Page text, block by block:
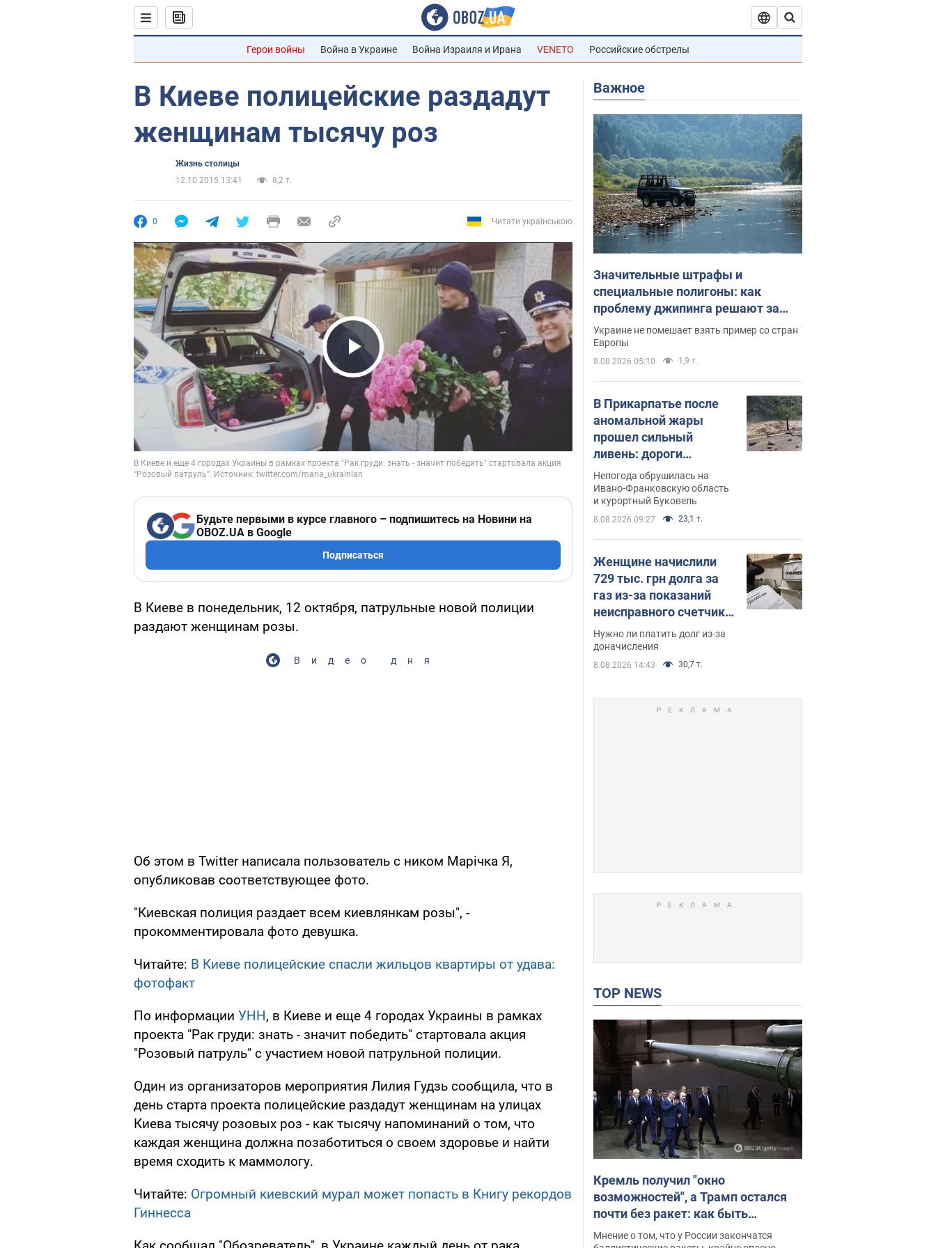
Герои войны Война в Украине Война Израиля и Ирана VENETO Российские обстрелы
В Киеве полицейские раздадут
женщинам тысячу роз
Жизнь столицы
12.10.2015 13:41
8,2 т.
0 Читати українською
Play Video
Будьте первыми в курсе главного – подпишитесь на Новини на
OBOZ.UA в Google
Подписаться
В Киеве в понедельник, 12 октября, патрульные новой полиции
раздают женщинам розы.
Видео дня
Об этом в Twitter написала пользователь с ником Марічка Я‏,
опубликовав соответствующее фото.
"Киевская полиция раздает всем киевлянкам розы", -
прокомментировала фото девушка.
Читайте: В Киеве полицейские спасли жильцов квартиры от удава:
фотофакт
По информации УНН, в Киеве и еще 4 городах Украины в рамках
проекта "Рак груди: знать - значит победить" стартовала акция
"Розовый патруль" с участием новой патрульной полиции.
Один из организаторов мероприятия Лилия Гудзь сообщила, что в
день старта проекта полицейские раздадут женщинам на улицах
Киева тысячу розовых роз - как тысячу напоминаний о том, что
каждая женщина должна позаботиться о своем здоровье и найти
время сходить к маммологу.
Читайте: Огромный киевский мурал может попасть в Книгу рекордов
Гиннесса
Важное
Значительные штрафы и
специальные полигоны: как
проблему джипинга решают за
границей
Украине не помешает взять пример со стран
Европы
8.08.2026 05:10 1,9 т.
В Прикарпатье после
аномальной жары
прошел сильный
ливень: дороги
превратились в реки.
Видео
Непогода обрушилась на
Ивано-Франковскую область
и курортный Буковель
8.08.2026 09:27 23,1 т.
Женщине начислили
729 тыс. грн долга за
газ из-за показаний
неисправного счетчика:
судья вынес
неожиданное решение
Нужно ли платить долг из-за
доначисления
8.08.2026 14:43 30,7 т.
TOP NEWS
Кремль получил "окно
возможностей", а Трамп остался
почти без ракет: как быть
Украине? Интервью с Мельником
Мнение о том, что у России закончатся